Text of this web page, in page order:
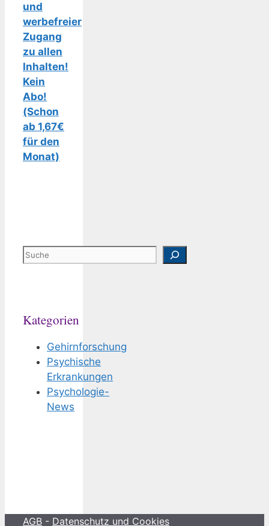
und
werbefreier
Zugang
zu allen
Inhalten!
Kein
Abo!
(Schon
ab 1,67€
für den
Monat)
Suchen
Kategorien
Gehirnforschung
Psychische
Erkrankungen
Psychologie-
News
AGB - Datenschutz und Cookies